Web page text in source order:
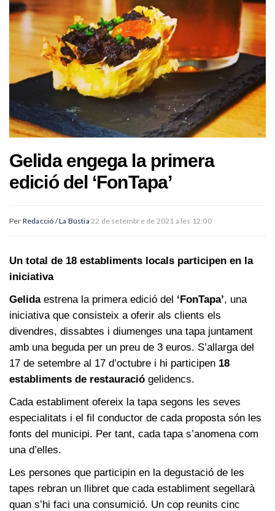
Gelida engega la primera
edició del ‘FonTapa’
Per Redacció / La Bústia 22 de setembre de 2021 a les 12:00
Un total de 18 establiments locals participen en la
iniciativa
Gelidaestrena la primera edició del ‘FonTapa’, una
iniciativa que consisteix a oferir als clients els
divendres, dissabtes i diumenges una tapa juntament
amb una beguda per un preu de 3 euros. S’allarga del
17 de setembre al 17 d’octubre i hi participen 18
establiments de restauració gelidencs.
Cada establiment ofereix la tapa segons les seves
especialitats i el fil conductor de cada proposta són les
fonts del municipi. Per tant, cada tapa s’anomena com
una d’elles.
Les persones que participin en la degustació de les
tapes rebran un llibret que cada establiment segellarà
quan s’hi faci una consumició. Un cop reunits cinc